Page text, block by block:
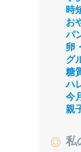
時
お
パ
卵
グ
糖
ハ
今
親
私